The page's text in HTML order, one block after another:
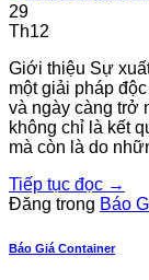
29
Th12
Giới thiệu Sự
một giải pháp
và ngày càng trở
không chỉ là kết
mà còn là do
Tiếp tục đọc →
Đăng trong Báo
Báo Giá Container